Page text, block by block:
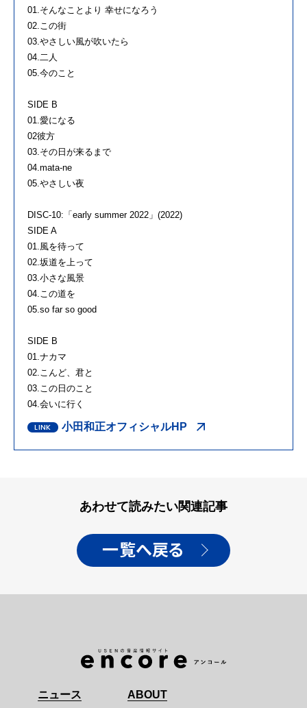
01.そんなことより 幸せになろう
02.この街
03.やさしい風が吹いたら
04.二人
05.今のこと
SIDE B
01.愛になる
02彼方
03.その日が来るまで
04.mata-ne
05.やさしい夜
DISC-10:「early summer 2022」(2022)
SIDE A
01.風を待って
02.坂道を上って
03.小さな風景
04.この道を
05.so far so good
SIDE B
01.ナカマ
02.こんど、君と
03.この日のこと
04.会いに行く
小田和正オフィシャルHP
あわせて読みたい関連記事
一覧へ戻る
ニュース ABOUT